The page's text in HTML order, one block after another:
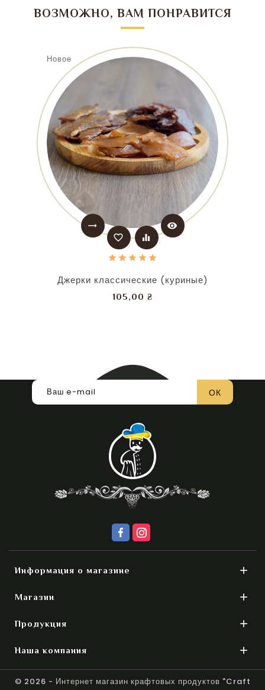
ВОЗМОЖНО, ВАМ ПОНРАВИТСЯ
Новое
trending_flat
favorite_border
equalizer
visibility
Джерки классические (куриные)
105,00 ₴
Информация о магазине 
Магазин 
Продукция 
Наша компания 
© 2026 - Интернет магазин крафтовых продуктов "Craft